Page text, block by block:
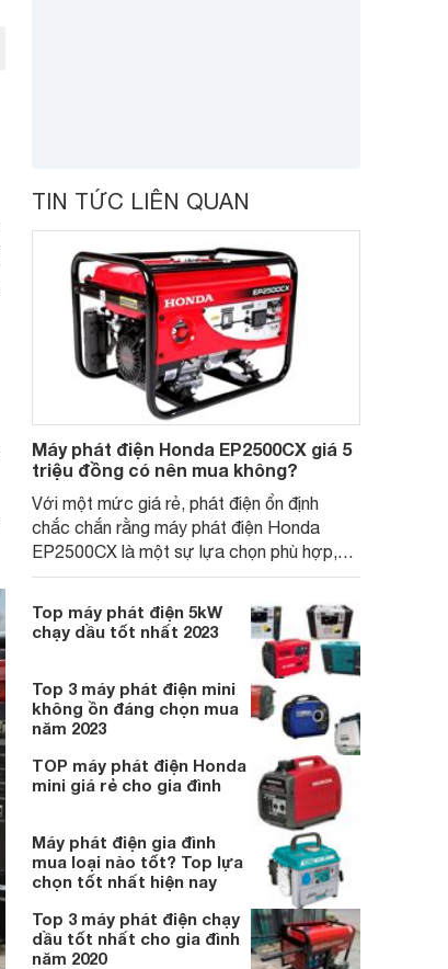
TIN TỨC LIÊN QUAN
Máy phát điện Honda EP2500CX giá 5
triệu đồng có nên mua không?
Với một mức giá rẻ, phát điện ổn định
chắc chắn rằng máy phát điện Honda
EP2500CX là một sự lựa chọn phù hợp,
cần thiết cho mùa hè 2023 này?
Top máy phát điện 5kW
chạy dầu tốt nhất 2023
Top 3 máy phát điện mini
không ồn đáng chọn mua
năm 2023
TOP máy phát điện Honda
mini giá rẻ cho gia đình
Máy phát điện gia đình
mua loại nào tốt? Top lựa
chọn tốt nhất hiện nay
Top 3 máy phát điện chạy
dầu tốt nhất cho gia đình
năm 2020